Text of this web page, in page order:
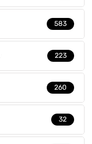
583
223
260
32